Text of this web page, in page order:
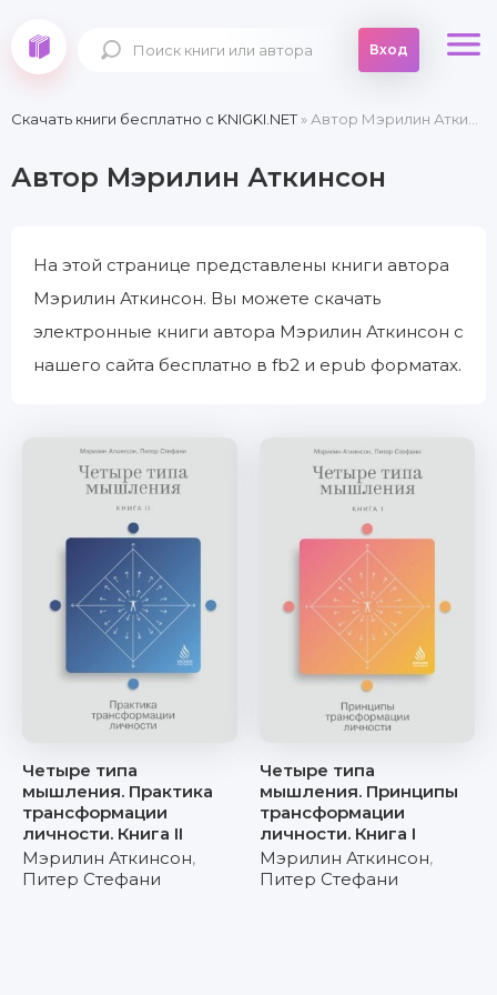
Вход
Скачать книги бесплатно c KNIGKI.NET» Автор Мэрилин Аткинсон
Автор Мэрилин Аткинсон
На этой странице представлены книги автора
Мэрилин Аткинсон. Вы можете скачать
электронные книги автора Мэрилин Аткинсон с
нашего сайта бесплатно в fb2 и epub форматах.
Четыре типа
мышления. Практика
трансформации
личности. Книга II
Мэрилин Аткинсон,
Питер Стефани
Четыре типа
мышления. Принципы
трансформации
личности. Книга I
Мэрилин Аткинсон,
Питер Стефани